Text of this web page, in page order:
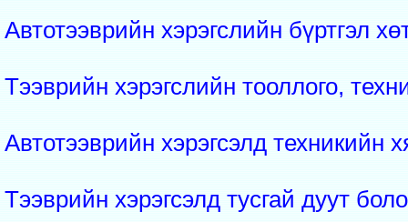
Автотээврийн хэрэгслийн бүртгэл
Тээврийн хэрэгслийн тооллого,
Автотээврийн хэрэгсэлд техникийн
Тээврийн хэрэгсэлд тусгай дуут